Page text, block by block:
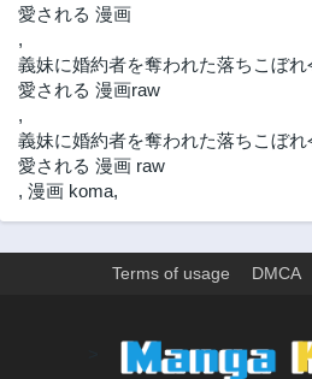
2年前
2年前
第
2年
2年前 2年
第22.1話
2年前
2年前
第
愛される 漫画
,
義妹に婚約者を奪われた落ちこぼ
愛される 漫画raw
,
義妹に婚約者を奪われた落ちこぼ
愛される 漫画 raw
, 漫画 koma,
Terms of usage DMCA